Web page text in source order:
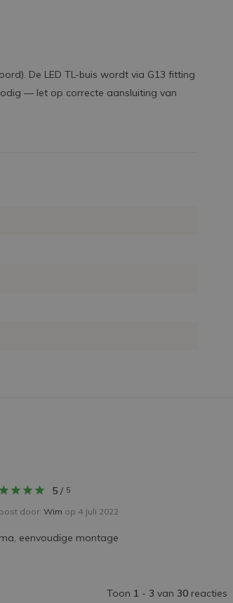
De LED TL-buis wordt via G13 fitting
— let op correcte aansluiting van
5/ 5
door: Wim op 4 Juli 2022
eenvoudige montage
Toon 1 - 3 van 30 reacties